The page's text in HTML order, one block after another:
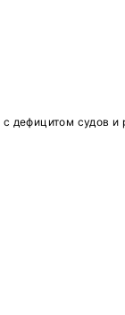
дефицитом судов и